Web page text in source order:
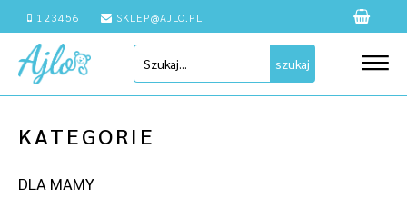
123456 SKLEP@AJLO.PL
szukaj
KATEGORIE
DLA MAMY